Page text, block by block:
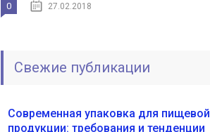
0 27.02.2018
Свежие публикации
Современная упаковка для пищевой
продукции: требования и тенденции